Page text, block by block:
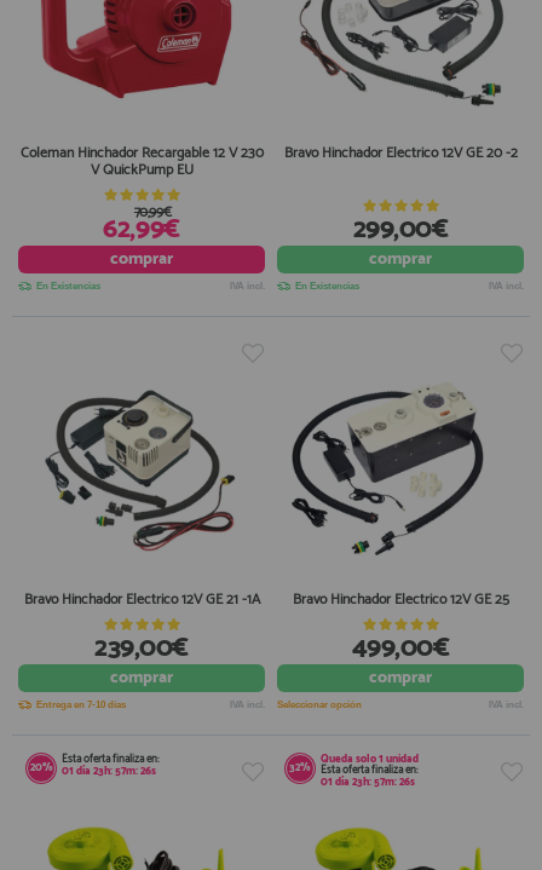
Coleman Hinchador Recargable 12 V 230
V QuickPump EU
62,99€
70,99€
comprar
En Existencias IVA incl.
Bravo Hinchador Electrico 12V GE 20 -2
299,00€
comprar
En Existencias IVA incl.
Bravo Hinchador Electrico 12V GE 21 -1A
239,00€
comprar
Entrega en 7-10 días IVA incl.
Bravo Hinchador Electrico 12V GE 25
499,00€
comprar
Seleccionar opción IVA incl.
20% Esta oferta finaliza en:
01 día 23h:57m:25s 32% Queda solo1 unidad
Esta oferta finaliza en:
01 día 23h:57m:25s